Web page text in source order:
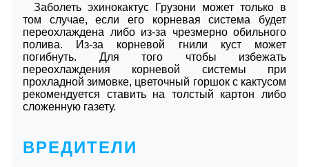
Заболеть эхинокактус Грузони может только в
том случае, если его корневая система будет
переохлаждена либо из-за чрезмерно обильного
полива. Из-за корневой гнили куст может
погибнуть. Для того чтобы избежать
переохлаждения корневой системы при
прохладной зимовке, цветочный горшок с кактусом
рекомендуется ставить на толстый картон либо
сложенную газету.
ВРЕДИТЕЛИ